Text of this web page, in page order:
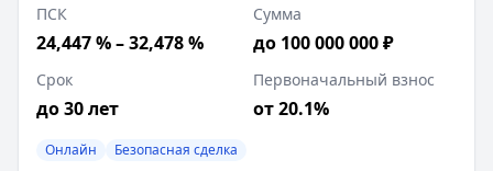
ПСК
24,447 % – 32,478 %
Сумма
до 100 000 000 ₽
Срок
до 30 лет
Первоначальный взнос
от 20.1%
Онлайн Безопасная сделка